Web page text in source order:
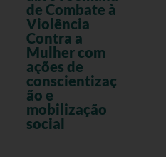
de Combate à
Violência
Contra a
Mulher com
ações de
conscientizaç
ão e
mobilização
social